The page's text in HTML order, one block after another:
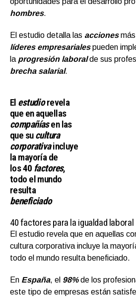
hombres.
El estudio detalla las accionesmás
líderes empresarialespueden
la progresión laboral de sus
brecha salarial.
El estudiorevela
que en aquellas
compañíasen las
que sucultura
corporativaincluye
la mayoría de
los40 factores,
todo el mundo
resulta
beneficiado
40 factores para la igualdad laboral
El estudio revela que en aquellas
cultura corporativa incluye la
todo el mundo resulta beneficiado.
En España, el 98% de los
este tipo de empresas están